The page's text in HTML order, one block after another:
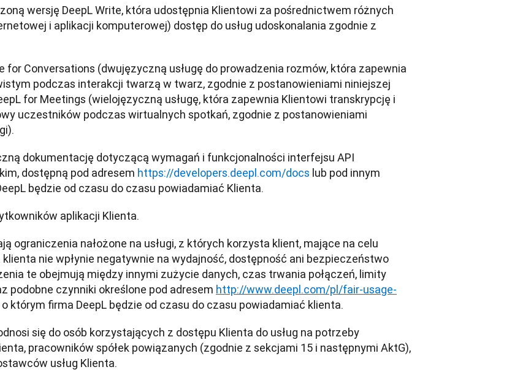
wersję DeepL Write, która udostępnia Klientowi za pośrednictwem różnych
i aplikacji komputerowej) dostęp do usług udoskonalania zgodnie z
for Conversations (dwujęzyczną usługę do prowadzenia rozmów, która zapewnia
podczas interakcji twarzą w twarz, zgodnie z postanowieniami niniejszej
for Meetings (wielojęzyczną usługę, która zapewnia Klientowi transkrypcję i
uczestników podczas wirtualnych spotkań, zgodnie z postanowieniami
dokumentację dotyczącą wymagań i funkcjonalności interfejsu API
dostępną pod adresem https://developers.deepl.com/docs lub pod innym
będzie od czasu do czasu powiadamiać Klienta.
aplikacji Klienta.
ograniczenia nałożone na usługi, z których korzysta klient, mające na celu
nie wpłynie negatywnie na wydajność, dostępność ani bezpieczeństwo
te obejmują między innymi zużycie danych, czas trwania połączeń, limity
podobne czynniki określone pod adresem http://www.deepl.com/pl/fair-usage-
którym firma DeepL będzie od czasu do czasu powiadamiać klienta.
się do osób korzystających z dostępu Klienta do usług na potrzeby
pracowników spółek powiązanych (zgodnie z sekcjami 15 i następnymi AktG),
usług Klienta.